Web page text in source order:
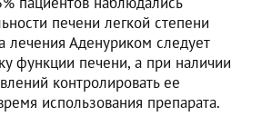
печени легкой степени
лечения Аденуриком следует
функции печени, а при наличии
контролировать ее
использования препарата.